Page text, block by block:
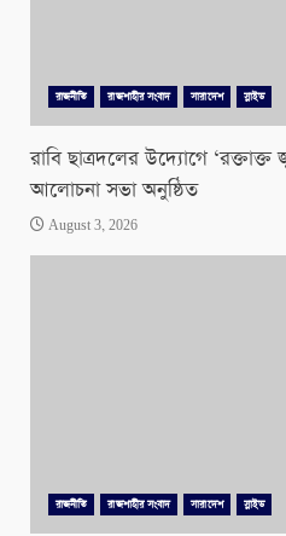
রাজনীতি রাজশাহীর সংবাদ সারাদেশ স্লাইড
রাবি ছাত্রদলের উদ্যোগে
আলোচনা সভা অনুষ্ঠিত
August 3, 2026
রাজনীতি রাজশাহীর সংবাদ সারাদেশ স্লাইড